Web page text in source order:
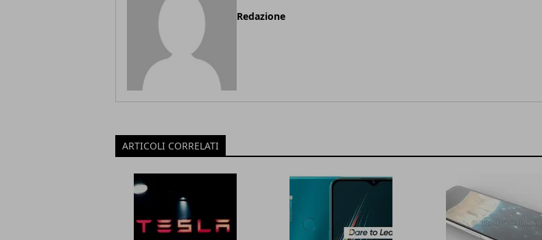
Redazione
ARTICOLI CORRELATI